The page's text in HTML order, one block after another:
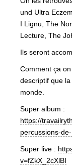
und Ultra
I Lignu, The
Lecture, The
Ils seront
Comment ça
descriptif que la
monde.
Super album :
https://
percussions-
Super live :
v=fZkX_2cXlBI